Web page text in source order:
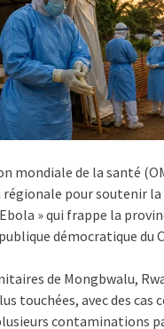
mondiale de la santé
pour soutenir
» qui frappe la
démocratique du
de Mongbwalu,
touchées, avec des cas
contaminations